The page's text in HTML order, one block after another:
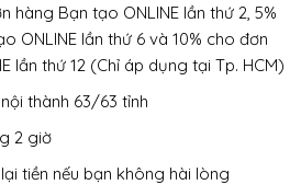
hàng Bạn tạo ONLINE lần thứ 2, 5%
ONLINE lần thứ 6 và 10% cho đơn
lần thứ 12 (Chỉ áp dụng tại Tp. HCM)
thành 63/63 tỉnh
2 giờ
tiền nếu bạn không hài lòng